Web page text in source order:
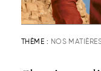
THÈME : NOS